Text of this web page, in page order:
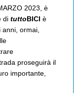
2023, è
di tuttoBICI è
ormai,
proseguirà il
importante,